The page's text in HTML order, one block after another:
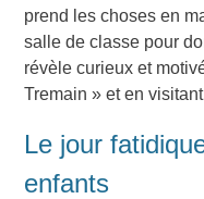
prend les choses en
salle de classe pour
révèle curieux et
Tremain » et en
Le jour
enfants